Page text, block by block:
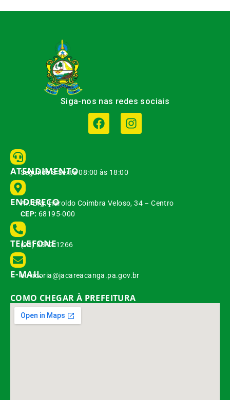
Siga-nos nas redes sociais
ATENDIMENTO
Segunda à Sexta 08:00 às 18:00
ENDEREÇO
Av. Brg. Haroldo Coimbra Veloso, 34 – Centro
CEP: 68195-000
TELEFONE
(93) 3542-1266
E-MAIL
ouvidoria@jacareacanga.pa.gov.br
COMO CHEGAR À PREFEITURA